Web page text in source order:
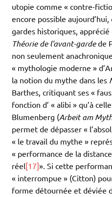
utopie comme « contre-
encore possible aujourd’hui,
gardes historiques,
Théorie de l’avant-gardede
non seulement
« mythologie moderne »
la notion du mythe dans les
Barthes, critiquant ses «
fonction d’ « alibi » qu’à
Blumenberg (Arbeit am
permet de dépasser «
« le travail du mythe »
« performance de la
réel[17]». Si cette
« interrompue » (Citton)
forme détournée et déviée